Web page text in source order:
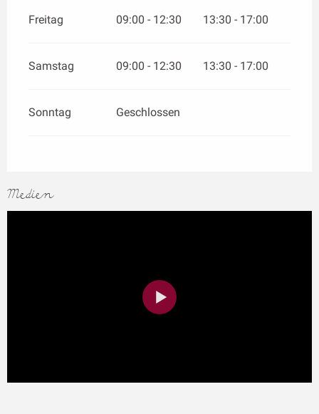
Freitag 09:00 - 12:30 13:30 - 17:00
Samstag 09:00 - 12:30 13:30 - 17:00
Sonntag Geschlossen
Medien